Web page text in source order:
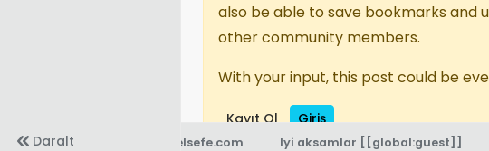
Daralt
also be able to save bookmarks and
other community members.
With your input, this post could be
Kayıt Ol Giriş
efelsefe.com Iyi aksamlar [[global:guest]]